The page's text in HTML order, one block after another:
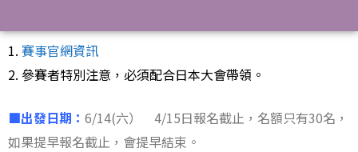
1. 賽事官網資訊
2. 參賽者特別注意，必須配合日本大會帶領。
■出發日期： 6/14(六） 4/15日報名截止，名額只有30名，
如果提早報名截止，會提早結束。